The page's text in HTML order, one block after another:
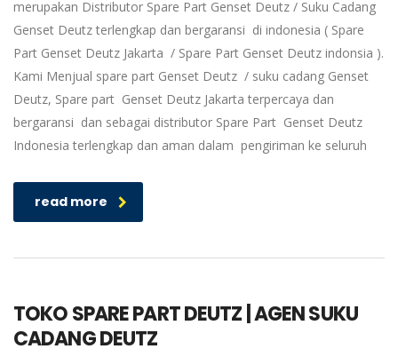
merupakan Distributor Spare Part Genset Deutz / Suku Cadang
Genset Deutz terlengkap dan bergaransi di indonesia ( Spare
Part Genset Deutz Jakarta / Spare Part Genset Deutz indonsia ).
Kami Menjual spare part Genset Deutz / suku cadang Genset
Deutz, Spare part Genset Deutz Jakarta terpercaya dan
bergaransi dan sebagai distributor Spare Part Genset Deutz
Indonesia terlengkap dan aman dalam pengiriman ke seluruh
read more
TOKO SPARE PART DEUTZ | AGEN SUKU
CADANG DEUTZ